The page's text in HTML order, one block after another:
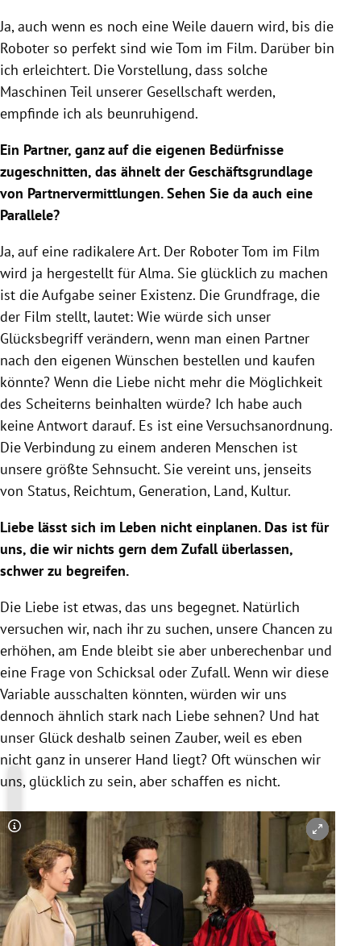
Ja, auch wenn es noch eine Weile dauern wird, bis die
Roboter so perfekt sind wie Tom im Film. Darüber bin
ich erleichtert. Die Vorstellung, dass solche
Maschinen Teil unserer Gesellschaft werden,
empfinde ich als beunruhigend.
Ein Partner, ganz auf die eigenen Bedürfnisse
zugeschnitten, das ähnelt der Geschäftsgrundlage
von Partnervermittlungen. Sehen Sie da auch eine
Parallele?
Ja, auf eine radikalere Art. Der Roboter Tom im Film
wird ja hergestellt für Alma. Sie glücklich zu machen
ist die Aufgabe seiner Existenz. Die Grundfrage, die
der Film stellt, lautet: Wie würde sich unser
Glücksbegriff verändern, wenn man einen Partner
nach den eigenen Wünschen bestellen und kaufen
könnte? Wenn die Liebe nicht mehr die Möglichkeit
des Scheiterns beinhalten würde? Ich habe auch
keine Antwort darauf. Es ist eine Versuchsanordnung.
Die Verbindung zu einem anderen Menschen ist
unsere größte Sehnsucht. Sie vereint uns, jenseits
von Status, Reichtum, Generation, Land, Kultur.
Liebe lässt sich im Leben nicht einplanen. Das ist für
uns, die wir nichts gern dem Zufall überlassen,
schwer zu begreifen.
Die Liebe ist etwas, das uns begegnet. Natürlich
versuchen wir, nach ihr zu suchen, unsere Chancen zu
erhöhen, am Ende bleibt sie aber unberechenbar und
eine Frage von Schicksal oder Zufall. Wenn wir diese
Variable ausschalten könnten, würden wir uns
dennoch ähnlich stark nach Liebe sehnen? Und hat
unser Glück deshalb seinen Zauber, weil es eben
nicht ganz in unserer Hand liegt? Oft wünschen wir
uns, glücklich zu sein, aber schaffen es nicht.
Copyright-Hinweis öffnen/schließen